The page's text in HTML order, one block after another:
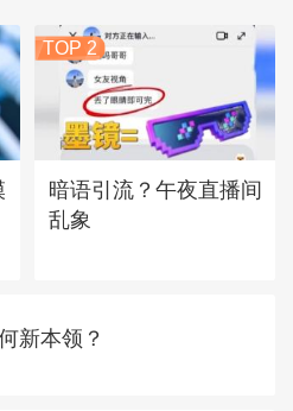
TOP 2
暗语引流？午夜直播间
乱象
新本领？